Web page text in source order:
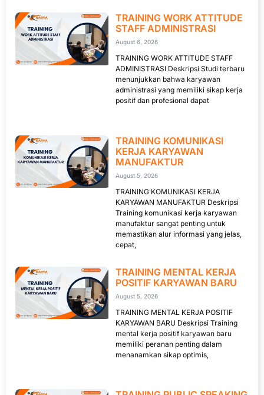
TRAINING WORK ATTITUDE
STAFF ADMINISTRASI
August 6, 2026
TRAINING WORK ATTITUDE STAFF
ADMINISTRASI Deskripsi Studi terbaru
menunjukkan bahwa karyawan
administrasi yang memiliki sikap kerja
positif dan profesional dapat
TRAINING KOMUNIKASI
KERJA KARYAWAN
MANUFAKTUR
August 5, 2026
TRAINING KOMUNIKASI KERJA
KARYAWAN MANUFAKTUR Deskripsi
Training komunikasi kerja karyawan
manufaktur sangat penting untuk
memastikan alur informasi yang jelas,
cepat,
TRAINING MENTAL KERJA
POSITIF KARYAWAN BARU
August 5, 2026
TRAINING MENTAL KERJA POSITIF
KARYAWAN BARU Deskripsi Training
mental kerja positif karyawan baru
memiliki peranan penting dalam
menanamkan sikap optimis,